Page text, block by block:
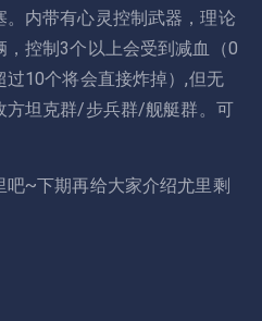
内带有心灵控制武器，理论
控制3个以上会受到减血（0
10个将会直接炸掉）,但无
方坦克群/步兵群/舰艇群。可
~下期再给大家介绍尤里剩